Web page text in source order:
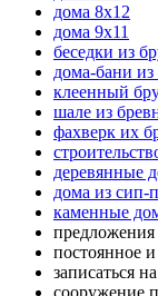
дома 8x12
дома 9х11
беседки из
дома-бани из
клеенный
шале из
фахверк их
деревянные
дома из сип-
каменные
предложения
постоянное
записаться
сооружение